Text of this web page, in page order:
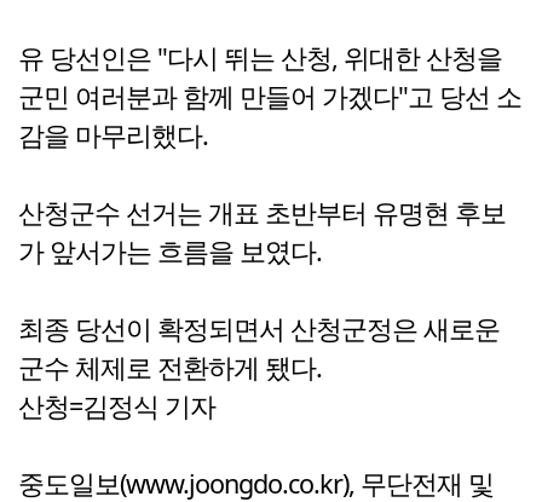
유 당선인은 "다시 뛰는 산청, 위대한 산청을
군민 여러분과 함께 만들어 가겠다"고 당선 소
감을 마무리했다.
산청군수 선거는 개표 초반부터 유명현 후보
가 앞서가는 흐름을 보였다.
최종 당선이 확정되면서 산청군정은 새로운
군수 체제로 전환하게 됐다.
산청=김정식 기자
중도일보(www.joongdo.co.kr), 무단전재 및